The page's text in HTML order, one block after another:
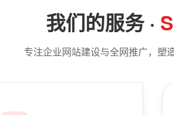
我们的服务 ·
专注企业网站建设与全网推广，塑